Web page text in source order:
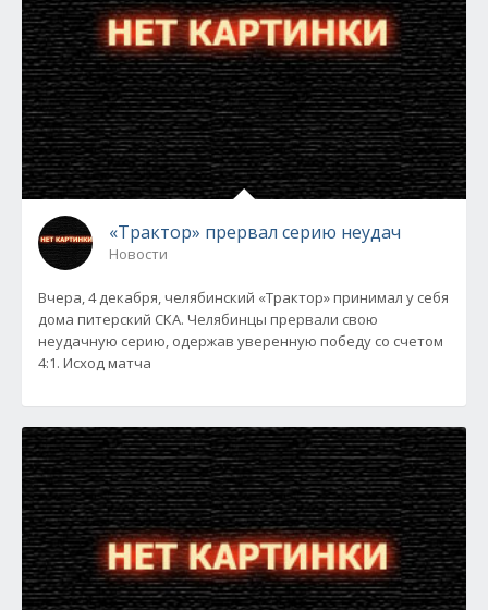
«Трактор» прервал серию неудач
Новости
Вчера, 4 декабря, челябинский «Трактор» принимал у себя
дома питерский СКА. Челябинцы прервали свою
неудачную серию, одержав уверенную победу со счетом
4:1. Исход матча